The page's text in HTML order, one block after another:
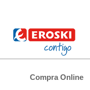
Compra Online